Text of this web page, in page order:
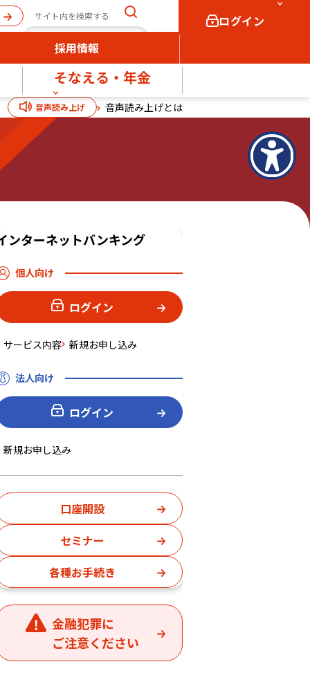
ログイン
個人向け
ログイン
法人向け
採用情報
そなえる・年金
音声読み上げ 音声読み上げとは
ンターネットバンキング
個人向け
ログイン
サービス内容 新規お申し込み
法人向け
ログイン
新規お申し込み
口座開設
セミナー
各種お手続き
金融犯罪に
ご注意ください